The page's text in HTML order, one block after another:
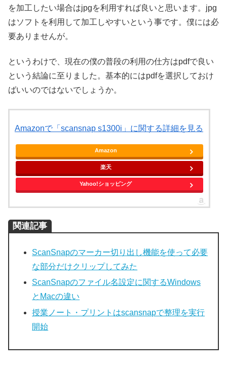
を加工したい場合はjpgを利用すれば良いと思います。jpg
はソフトを利用して加工しやすいという事です。僕には必
要ありませんが。
というわけで、現在の僕の普段の利用の仕方はpdfで良い
という結論に至りました。基本的にはpdfを選択しておけ
ばいいのではないでしょうか。
Amazonで「scansnap s1300i」に関する詳細を見る
Amazon
楽天
Yahoo!ショッピング
関連記事
ScanSnapのマーカー切り出し機能を使って必要
な部分だけクリップしてみた
ScanSnapのファイル名設定に関するWindows
とMacの違い
授業ノート・プリントはscansnapで整理を実行
開始